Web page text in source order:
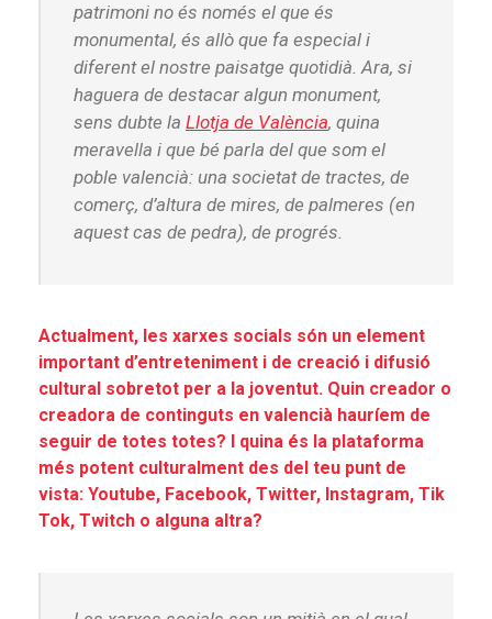
patrimoni no és només el que és
monumental, és allò que fa especial i
diferent el nostre paisatge quotidià. Ara, si
haguera de destacar algun monument,
sens dubte la Llotja de València, quina
meravella i que bé parla del que som el
poble valencià: una societat de tractes, de
comerç, d’altura de mires, de palmeres (en
aquest cas de pedra), de progrés.
Actualment, les xarxes socials són un element
important d’entreteniment i de creació i difusió
cultural sobretot per a la joventut. Quin creador o
creadora de continguts en valencià hauríem de
seguir de totes totes? I quina és la plataforma
més potent culturalment des del teu punt de
vista: Youtube, Facebook, Twitter, Instagram, Tik
Tok, Twitch o alguna altra?